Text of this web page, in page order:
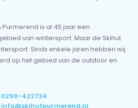
Purmerend is al 45 jaar een
van wintersport. Maar de Skihut
Sinds enkele jaren hebben wij
op het gebied van de outdoor en
0299-422734
info@skihutpurmerend.nl